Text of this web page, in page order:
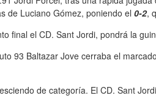
de Luciano Gómez, poniendo el 0-2,
final el CD. Sant Jordi, pondrá la
93 Baltazar Jove cerraba el
de categoría. El CD. Sant